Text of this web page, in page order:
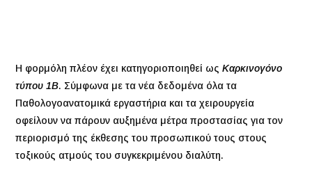
Η φορμόλη πλέον έχει κατηγοριοποιηθεί ωςΚαρκινογόνο
τύπου 1Β. Σύμφωνα με τα νέα δεδομένα όλα τα
Παθολογοανατομικά εργαστήρια και τα χειρουργεία
οφείλουν να πάρουν αυξημένα μέτρα προστασίας για τον
περιορισμό της έκθεσης του προσωπικού τους στους
τοξικούς ατμούς του συγκεκριμένου διαλύτη.